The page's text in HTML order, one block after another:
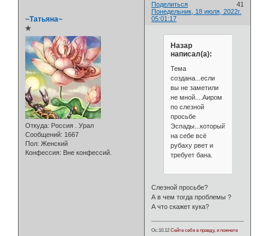
Поделиться
41
Понедельник, 18 июля, 2022г.
05:01:17
~Татьяна~
✯
Откуда: Россия . Урал
Сообщений: 1667
Пол: Женский
Конфессия: Вне конфессий.
Назар
написал(а):
Тема
создана...если
вы не заметили
не мной....Аиром
по слезной
просьбе
Эспады...который
на себе всё
рубаху рвет и
требует бана.
Слезной просьбе?
А в чем тогда проблемы ?
А что скажет кука?
Ос.10.12Сейте себе в правду, и пожнете